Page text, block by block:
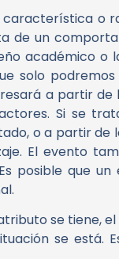
o
de un
académico o
solo
a partir de
Si se
o a partir de
El evento
posible que un
se tiene,
se está.